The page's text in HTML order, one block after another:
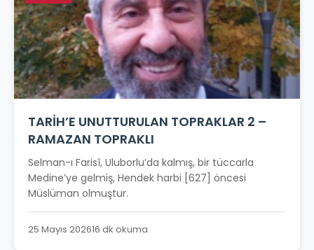
TARİH’E UNUTTURULAN TOPRAKLAR 2 –
RAMAZAN TOPRAKLI
Selman-ı Farisî, Uluborlu’da kalmış, bir tüccarla
Medine’ye gelmiş, Hendek harbi [627] öncesi
Müslüman olmuştur.
25 Mayıs 202616 dk okuma